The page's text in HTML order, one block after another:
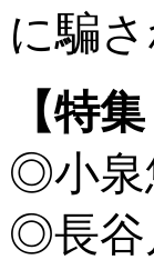
に騙さ
【特
◎小泉
◎長谷